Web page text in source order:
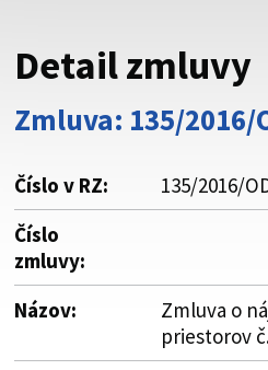
Buďte pozorní a vždy sa uistite,
cez zabezpečenú webovú
vždy začína https:// pred
Detail zmluvy
Zmluva: 135/2016/
Číslo v RZ:
135/2016/
Číslo
zmluvy:
Názov:
Zmluva o
priestorov